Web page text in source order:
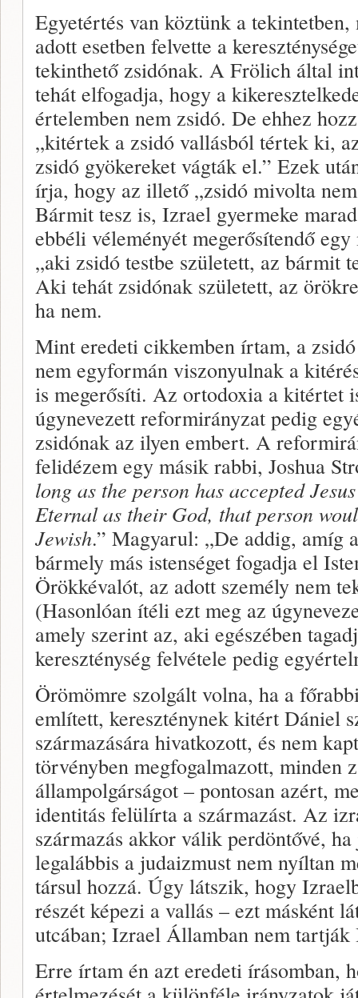
Egyetértés van köztünk a
adott esetben felvette a
tekinthető zsidónak. A Frölich által
tehát elfogadja, hogy a
értelemben nem zsidó. De ehhez
„kitértek a zsidó vallásból tértek ki,
zsidó gyökereket vágták el.” Ezek
írja, hogy az illető „zsidó mivolta
Bármit tesz is, Izrael gyermeke
ebbéli véleményét megerősítendő
„aki zsidó testbe született, az bármit
Aki tehát zsidónak született, az
ha nem.
Mint eredeti cikkemben írtam, a
nem egyformán viszonyulnak a
is megerősíti. Az ortodoxia a kitértet
úgynevezett reformirányzat pedig
zsidónak az ilyen embert. A
felidézem egy másik rabbi, Joshua
long as the person has accepted
Eternal as their God, that person
Jewish.” Magyarul: „De addig, amíg
bármely más istenséget fogadja el
Örökkévalót, az adott személy nem
(Hasonlóan ítéli ezt meg az
amely szerint az, aki egészében
kereszténység felvétele pedig
Örömömre szolgált volna, ha a
említett, kereszténynek kitért Dániel
származására hivatkozott, és nem
törvényben megfogalmazott, minden
állampolgárságot – pontosan azért,
identitás felülírta a származást. Az
származás akkor válik perdöntővé,
legalábbis a judaizmust nem nyíltan
társul hozzá. Úgy látszik, hogy
részét képezi a vallás – ezt másként
utcában; Izrael Államban nem
Erre írtam én azt eredeti írásomban,